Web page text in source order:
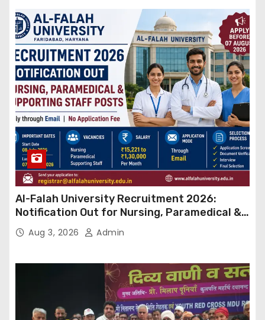
Al-Falah University Recruitment 2026:
Notification Out for Nursing, Paramedical &
Supporting Staff Posts, Apply Through Email
Aug 3, 2026 Admin